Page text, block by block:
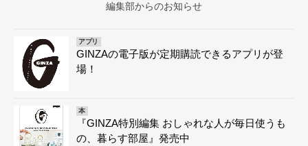
編集部からのお知らせ
アプリ
GINZAの電子版が定期購読できるアプリが登
場！
本
『GINZA特別編集 おしゃれな人が毎日使うも
の、暮らす部屋』発売中